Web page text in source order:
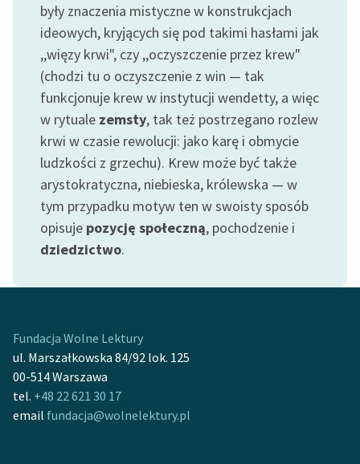
Feministyczne inspiracje.
Popularyzacja
skandynawskiej literatury
feministycznej
Ręce pełne poezji
Kolekcje edukacyjne
twórców przechodzących
do domeny publicznej,
lektur szkolnych oraz
Starego Testamentu
Odkurzamy bohaterów
Szkoła Poezji Wolnych
O nas
Kontakt
były znaczenia mistyczne w konstrukcjach
ideowych, kryjących się pod takimi hasłami jak
,,więzy krwi", czy ,,oczyszczenie przez krew"
(chodzi tu o oczyszczenie z win — tak
funkcjonuje krew w instytucji wendetty, a więc
w rytuale zemsty, tak też postrzegano rozlew
krwi w czasie rewolucji: jako karę i obmycie
ludzkości z grzechu). Krew może być także
arystokratyczna, niebieska, królewska — w
tym przypadku motyw ten w swoisty sposób
opisuje pozycję społeczną, pochodzenie i
dziedzictwo.
Fundacja Wolne Lektury
ul. Marszałkowska 84/92 lok. 125
00-514 Warszawa
tel. +48 22 621 30 17
email fundacja@wolnelektury.pl